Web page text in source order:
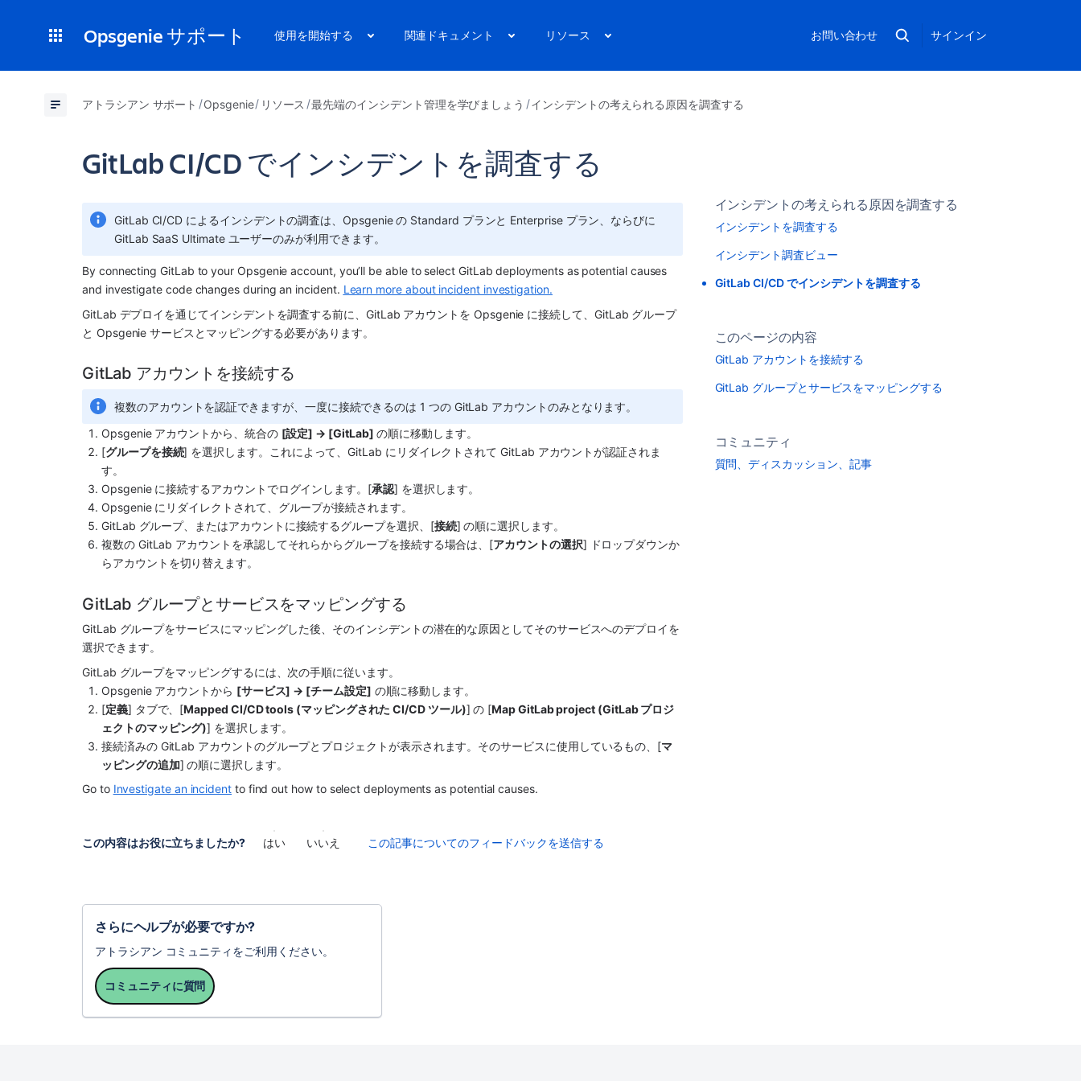
Opsgenie サポート 使用を開始する 関連ドキュメント リソース お問い合わせ サインイン
アトラシアン サポート Opsgenie リソース 最先端のインシデント管理を学びましょう インシデントの考えられる原因を調査する
GitLab CI/CD でインシデントを調査する
GitLab CI/CD によるインシデントの調査は、Opsgenie の Standard プランと Enterprise プラン、ならびに
GitLab SaaS Ultimate ユーザーのみが利用できます。
By connecting GitLab to your Opsgenie account, you’ll be able to select GitLab deployments as potential causes
and investigate code changes during an incident. Learn more about incident investigation.
GitLab デプロイを通じてインシデントを調査する前に、GitLab アカウントを Opsgenie に接続して、GitLab グループ
と Opsgenie サービスとマッピングする必要があります。
GitLab アカウントを接続する
複数のアカウントを認証できますが、一度に接続できるのは 1 つの GitLab アカウントのみとなります。
Opsgenie アカウントから、統合の [設定] → [GitLab] の順に移動します。
[グループを接続] を選択します。
これによって、GitLab にリダイレクトされて GitLab アカウントが認証されま
す。
Opsgenie に接続するアカウントでログインします。[承認] を選択します。
Opsgenie にリダイレクトされて、グループが接続されます。
GitLab グループ、またはアカウントに接続するグループを選択、[接続] の順に選択します。
複数の GitLab アカウントを承認してそれらからグループを接続する場合は、[アカウントの選択] ドロップダウンか
らアカウントを切り替えます。
GitLab グループとサービスをマッピングする
GitLab グループをサービスにマッピングした後、そのインシデントの潜在的な原因としてそのサービスへのデプロイを
選択できます。
GitLab グループをマッピングするには、次の手順に従います。
Opsgenie アカウントから [サービス] → [チーム設定] の順に移動します。
[定義] タブで、[Mapped CI/CD tools (マッピングされた CI/CD ツール)] の [Map GitLab project (GitLab プロジ
ェクトのマッピング)] を選択します。
接続済みの GitLab アカウントのグループとプロジェクトが表示されます。そのサービスに使用しているもの、[マ
ッピングの追加] の順に選択します。
Go to Investigate an incident to find out how to select deployments as potential causes.
この内容はお役に立ちましたか? はい いいえ この記事についてのフィードバックを送信する
さらにヘルプが必要ですか?
アトラシアン コミュニティをご利用ください。
コミュニティに質問
インシデントの考えられる原因を調査する
インシデントを調査する
インシデント調査ビュー
GitLab CI/CD でインシデントを調査する
このページの内容
GitLab アカウントを接続する
GitLab グループとサービスをマッピングする
コミュニティ
質問、ディスカッション、記事